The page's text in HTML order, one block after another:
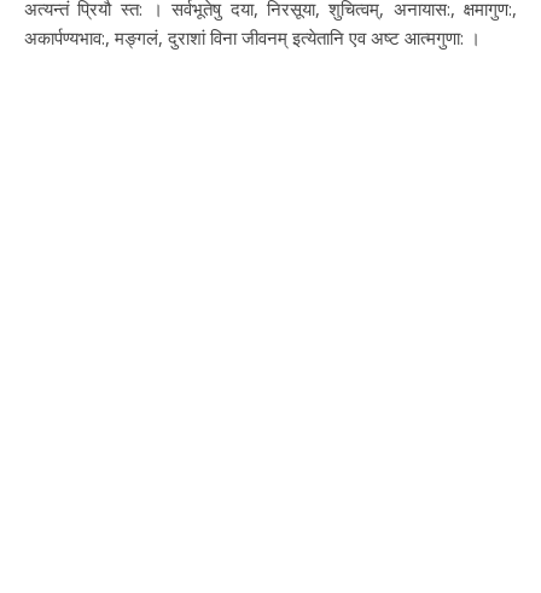
अत्यन्तं प्रियौ स्त: । सर्वभूतेषु दया, निरसूया, शुचित्वम्, अनायास:, क्षमागुण:,
अकार्पण्यभाव:, मङ्गलं, दुराशां विना जीवनम् इत्येतानि एव अष्ट आत्मगुणा: ।